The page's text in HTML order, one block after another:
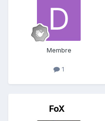
Membre
1
FoX